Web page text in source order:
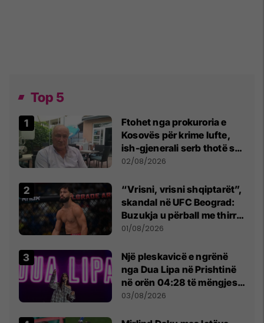
Top 5
Ftohet nga prokuroria e
Kosovës për krime lufte,
ish-gjenerali serb thotë se
dikush e tradhtoi në
02/08/2026
“Vrisni, vrisni shqiptarët”,
skandal në UFC Beograd:
Buzukja u përball me thirrje
anti-shqiptare nga
01/08/2026
Një pleskavicë e ngrënë
nga Dua Lipa në Prishtinë
në orën 04:28 të mëngjesit
- dhe bota digjitale serbe
03/08/2026